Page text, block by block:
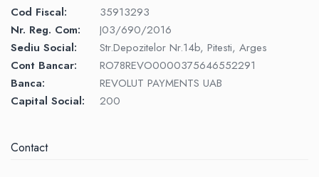
Cod Fiscal:
35913293
Nr. Reg. Com:
J03/690/2016
Sediu Social:
Str.Depozitelor Nr.14b, Pitesti, Arges
Cont Bancar:
RO78REVO0000375646552291
Banca:
REVOLUT PAYMENTS UAB
Capital Social:
200
Contact